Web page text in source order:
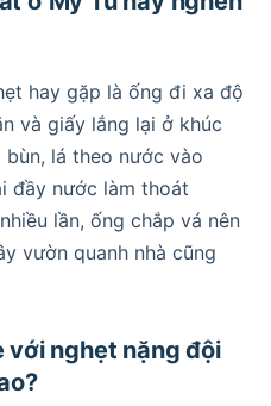
hay gặp là ống đi xa độ
và giấy lắng lại ở khúc
lá theo nước vào
đầy nước làm thoát
lần, ống chắp vá nên
vườn quanh nhà cũng
với nghẹt nặng đội